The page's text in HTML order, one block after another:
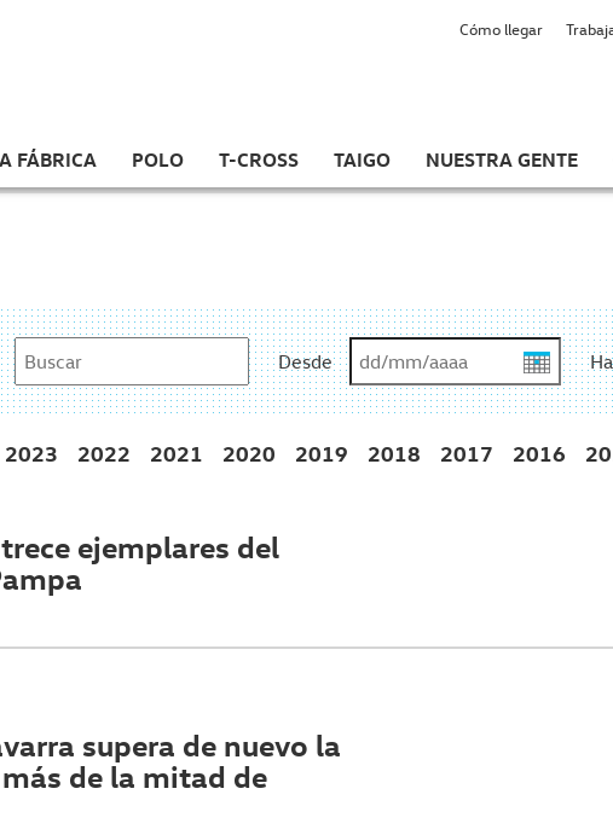
FÁBRICA POLO T-CROSS TAIGO NUESTRA GENTE
Cómo llegar
Desde
2023 2022 2021 2020 2019 2018 2017 2016
ejemplares del
supera de nuevo la
de la mitad de